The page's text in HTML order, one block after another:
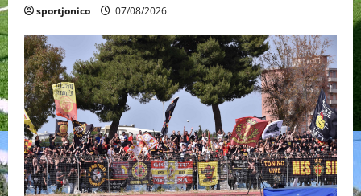
sportjonico 07/08/2026